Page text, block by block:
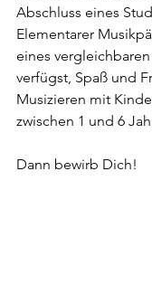
Abschluss eines
Elementarer
eines
verfügst, Spaß und
Musizieren mit
zwischen 1 und 6
Dann bewirb Dich!